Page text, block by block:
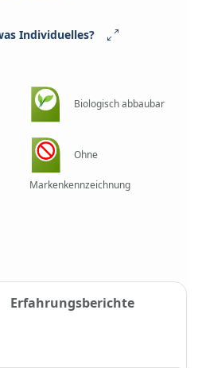
Individuelles?
Biologisch abbaubar
Ohne
Markenkennzeichnung
Erfahrungsberichte